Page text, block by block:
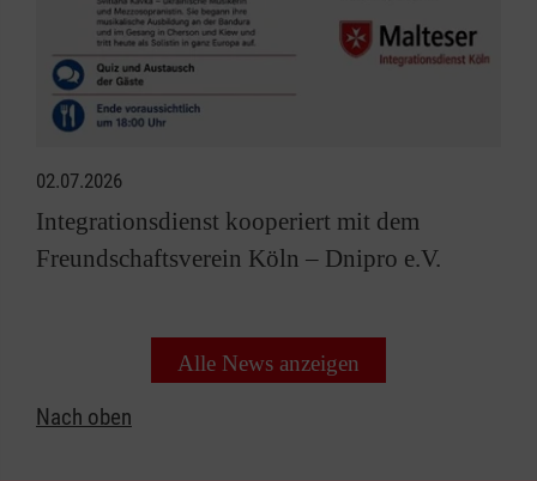
02.07.2026
Integrationsdienst kooperiert mit dem
Freundschaftsverein Köln – Dnipro e.V.
Alle News anzeigen
Nach oben